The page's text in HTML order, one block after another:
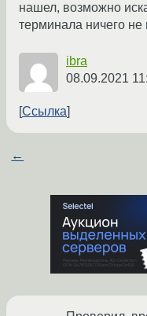
нашел, возможно
терминала ничего не
ibra
08.09.2021
Ссылка
←